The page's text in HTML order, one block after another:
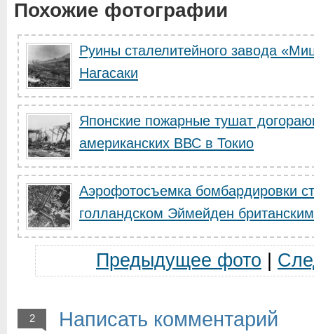
Похожие фотографии
Руины сталелитейного завода
Нагасаки
Японские пожарные тушат
американских ВВС в Токио
Аэрофотосъемка бомбардировки
голландском Эймейден
Предыдущее фото
2 Написать комментарий